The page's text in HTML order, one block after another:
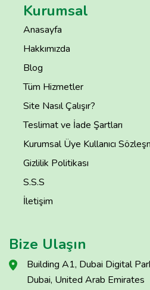
Kurumsal
Anasayfa
Hakkımızda
Blog
Tüm Hizmetler
Site Nasıl Çalışır?
Teslimat ve İade Şartları
Kurumsal Üye Kullanıcı
Gizlilik Politikası
S.S.S
İletişim
Bize Ulaşın
Building A1, Dubai Digital
Dubai, United Arab Emirates